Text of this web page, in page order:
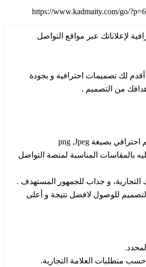
https://www.kadmaity.com/go/
لإعلاناتك عبر مواقع التواصل
لك تصميمات احترافية و بجودة
من التصميم .
بالمقاسات المناسبة لمنصة التواصل
التصميم للوصول لافضل نتيجة و أعلى